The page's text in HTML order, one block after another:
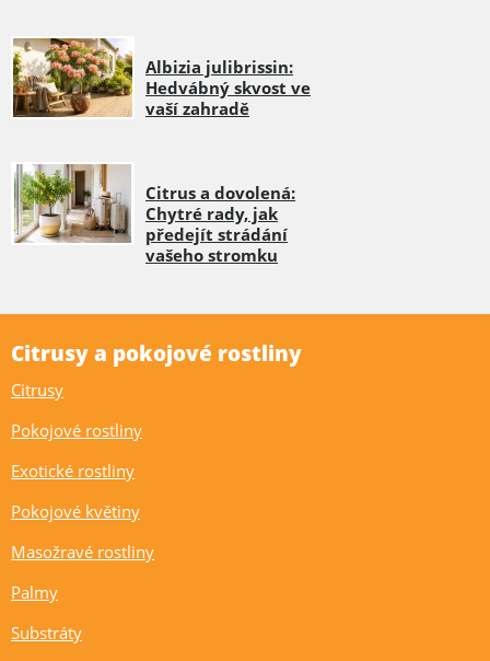
Albizia julibrissin:
Hedvábný skvost ve
vaší zahradě
Citrus a dovolená:
Chytré rady, jak
předejít strádání
vašeho stromku
Citrusy a pokojové rostliny
Citrusy
Pokojové rostliny
Exotické rostliny
Pokojové květiny
Masožravé rostliny
Palmy
Substráty